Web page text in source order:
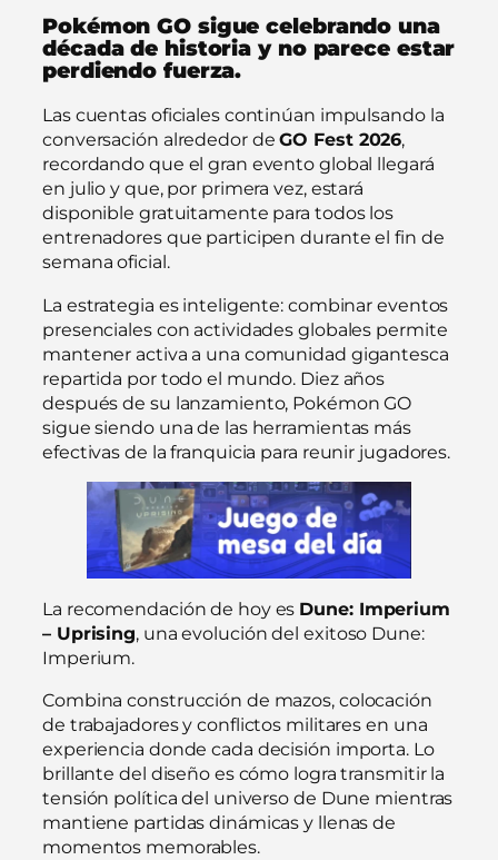
Pokémon GO sigue celebrando una
década de historia y no parece estar
perdiendo fuerza.
Las cuentas oficiales continúan impulsando la
conversación alrededor deGO Fest 2026,
recordando que el gran evento global llegará
en julio y que, por primera vez, estará
disponible gratuitamente para todos los
entrenadores que participen durante el fin de
semana oficial.
La estrategia es inteligente: combinar eventos
presenciales con actividades globales permite
mantener activa a una comunidad gigantesca
repartida por todo el mundo. Diez años
después de su lanzamiento, Pokémon GO
sigue siendo una de las herramientas más
efectivas de la franquicia para reunir jugadores.
La recomendación de hoy es Dune: Imperium
– Uprising, una evolución del exitoso Dune:
Imperium.
Combina construcción de mazos, colocación
de trabajadores y conflictos militares en una
experiencia donde cada decisión importa. Lo
brillante del diseño es cómo logra transmitir la
tensión política del universo de Dune mientras
mantiene partidas dinámicas y llenas de
momentos memorables.